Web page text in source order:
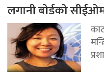
लगानी बोर्डको